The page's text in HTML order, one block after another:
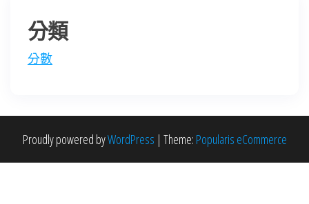
分類
分數
Proudly powered byWordPress | Theme: Popularis eCommerce